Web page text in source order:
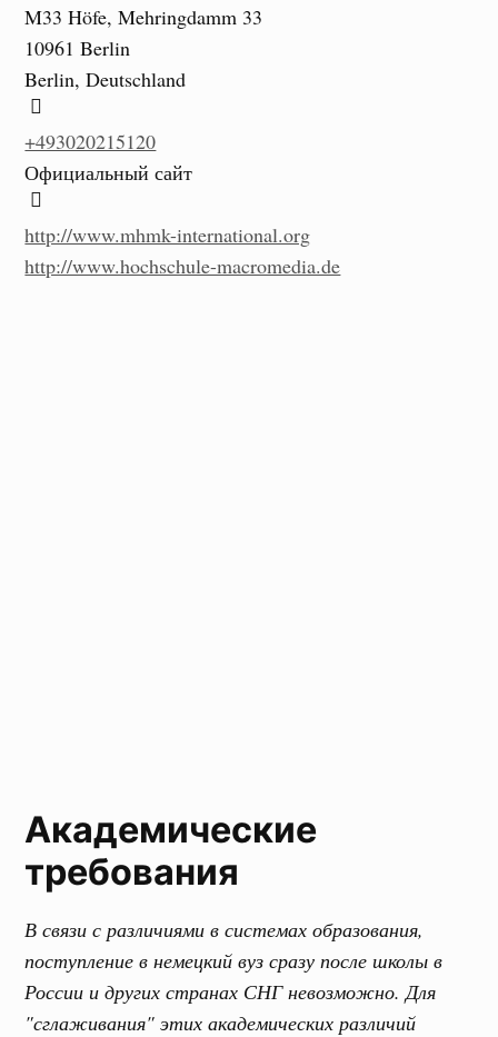
M33 Höfe, Mehringdamm 33
10961 Berlin
Berlin, Deutschland
+493020215120
Официальный сайт
http://www.mhmk-international.org
http://www.hochschule-macromedia.de
Академические
требования
В связи с различиями в системах образования,
поступление в немецкий вуз сразу после школы в
России и других странах СНГ невозможно. Для
"сглаживания" этих академических различий